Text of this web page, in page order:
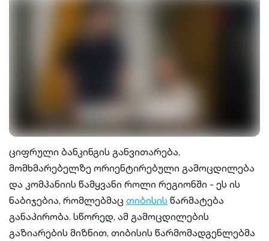
ციფრული ბანკინგის განვითარება,
მომხმარებელზე ორიენტირებული გამოცდილება
და კომპანიის წამყვანი როლი რეგიონში - ეს ის
ნაბიჯებია, რომლებმაც თიბისის წარმატება
განაპირობა. სწორედ, ამ გამოცდილების
გაზიარების მიზნით, თიბისის წარმომადგენლებმა